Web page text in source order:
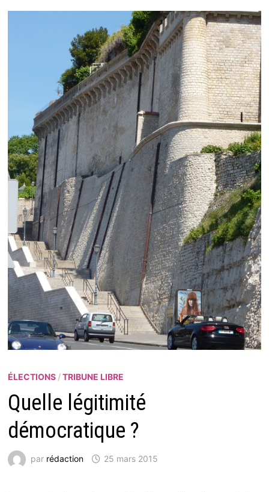
ÉLECTIONS/TRIBUNE LIBRE
Quelle légitimité
démocratique ?
par rédaction 25 mars 2015